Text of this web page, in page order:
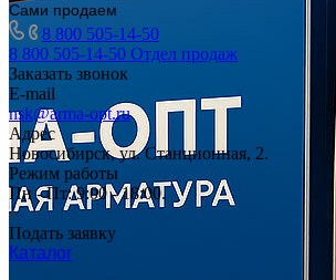
Сами продаем
8 800 505-14-50
8 800 505-14-50 Отдел продаж
Заказать звонок
E-mail
nsk@arma-opt.ru
Адрес
Новосибирск, ул. Станционная, 2.
Режим работы
Пн - Пт: 9:00 - 18:00.
Подать заявку
Каталог